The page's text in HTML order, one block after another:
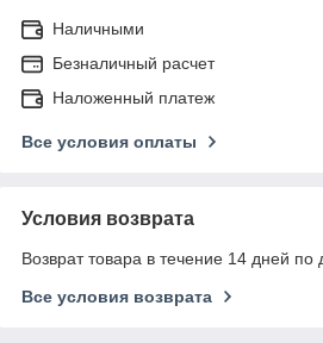
Наличными
Безналичный расчет
Наложенный платеж
Все условия оплаты
Условия возврата
Возврат товара в течение 14 дней по
Все условия возврата